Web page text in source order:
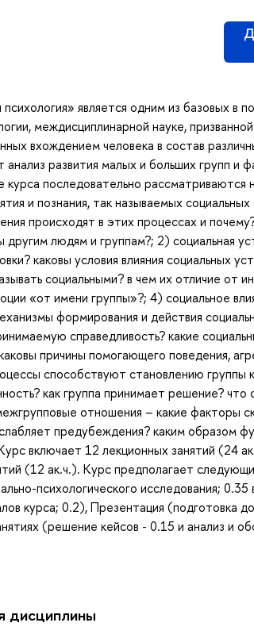
является одним из базовых в
междисциплинарной науке,
вхождением человека в состав
анализ развития малых и больших групп
последовательно рассматриваются
и познания, так называемых
происходят в этих процессах и
другим людям и группам?; 2) социальная
каковы условия влияния социальных
социальными? в чем их отличие от
«от имени группы»?; 4) социальное
формирования и действия
справедливость? какие
причины помогающего поведения,
способствуют становлению группы
как группа принимает решение?
отношения – какие факторы
предубеждения? каким образом
включает 12 лекционных занятий (24
(12 ак.ч.). Курс предполагает
психологического исследования;
курса; 0.2), Презентация (подготовка
(решение кейсов - 0.15 и анализ и
дисциплины